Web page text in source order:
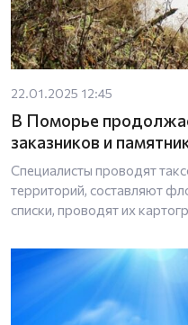
22.01.2025 12:45
В Поморье
заказников и
Специалисты проводят
территорий, составляют
списки, проводят их